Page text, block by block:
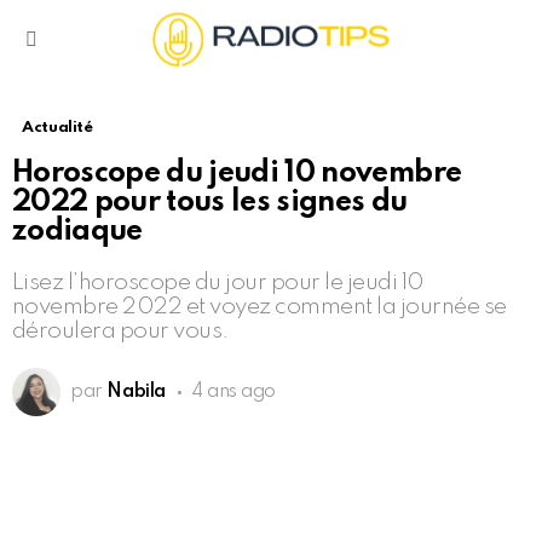
Actualité
Horoscope du jeudi 10 novembre
2022 pour tous les signes du
zodiaque
Lisez l’horoscope du jour pour le jeudi 10
novembre 2022 et voyez comment la journée se
déroulera pour vous.
par Nabila 4 ans ago